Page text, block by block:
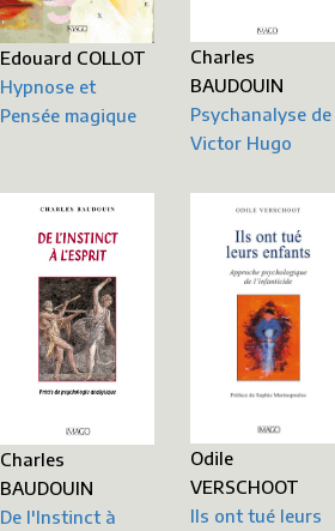
Edouard COLLOT
Hypnose et
Pensée magique
Charles
BAUDOUIN
Psychanalyse de
Victor Hugo
Charles
BAUDOUIN
De l'Instinct à
Odile
VERSCHOOT
Ils ont tué leurs